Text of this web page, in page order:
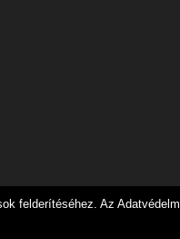
felderítéséhez. Az